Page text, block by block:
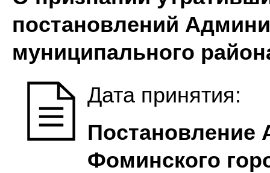
постановлений
муниципального
Дата принятия:
Постановление
Фоминского